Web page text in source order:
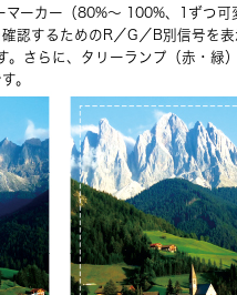
ーカー（80%～ 100%、1ずつ可
認するためのR／G／B別信号を
さらに、タリーランプ（赤・緑
。